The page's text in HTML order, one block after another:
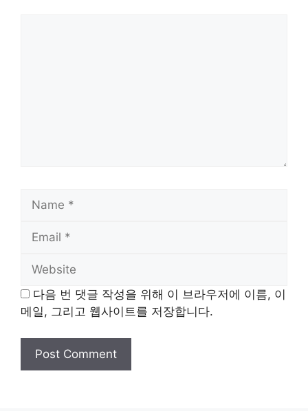
Name
Email
Website
다음 번 댓글 작성을 위해 이 브라우저에 이름, 이
메일, 그리고 웹사이트를 저장합니다.